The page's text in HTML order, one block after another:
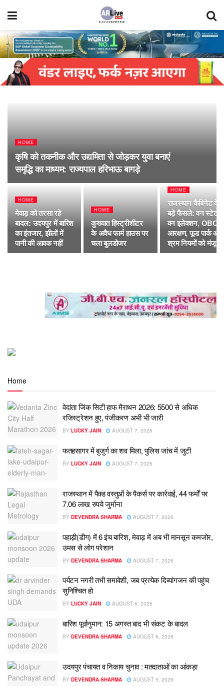
HOME
कृषि को तकनीक और उद्यमिता से जोड़कर युवा बनाएं
समृद्धि का माध्यम: राज्यपाल हरिभाऊ बागड़े
HOME
मेवाड़ को तरसा रहे
बादल: उदयपुर में बारिश
का इंतजार, झीलों में
पानी की आवक नहीं
HOME
कुख्यात हिस्ट्रीशीटर
के अवैध फार्म हाउस पर
चला बुलडोजर
HOME
राजस्थान कैबिनेट के
बड़े फैसले: वन स्टेट-
वन इलेक्शन, OBC
आरक्षण, फूड पार्क और
श्रम नियमों को मंजूरी
Home
वेदांता जिंक सिटी हाफ मैराथन 2026: 5500 से अधिक
रजिस्ट्रेशन हुए, पंजीकरण अभी भी जारी
BY LUCKY JAIN AUGUST 7, 2026
फतहसागर में बुजुर्ग का शव मिला, पुलिस जांच में जुटी
BY LUCKY JAIN AUGUST 7, 2026
राजस्थान में पैक्ड वस्तुओं के पैकर्स पर कार्रवाई, 44 फर्मों पर
7.06 लाख रुपये जुर्माना
BY DEVENDRA SHARMA AUGUST 7, 2026
पहाड़ी(डीग) में 6 इंच बारिश, मेवाड़ में अब भी मानसून कमजोर,
उमस से लोग परेशान
BY DEVENDRA SHARMA AUGUST 7, 2026
पर्यटन नगरी तभी समावेशी, जब प्रत्येक दिव्यांगजन की पहुंच
सुनिश्चित हो
BY LUCKY JAIN AUGUST 6, 2026
बारिश पूर्वानुमान: 15 अगस्त बाद भी संकट के बादल
BY DEVENDRA SHARMA AUGUST 6, 2026
उदयपुर पंचायत व निकाय चुनाव : मतदाताओं का आंकड़ा
BY DEVENDRA SHARMA AUGUST 5, 2026